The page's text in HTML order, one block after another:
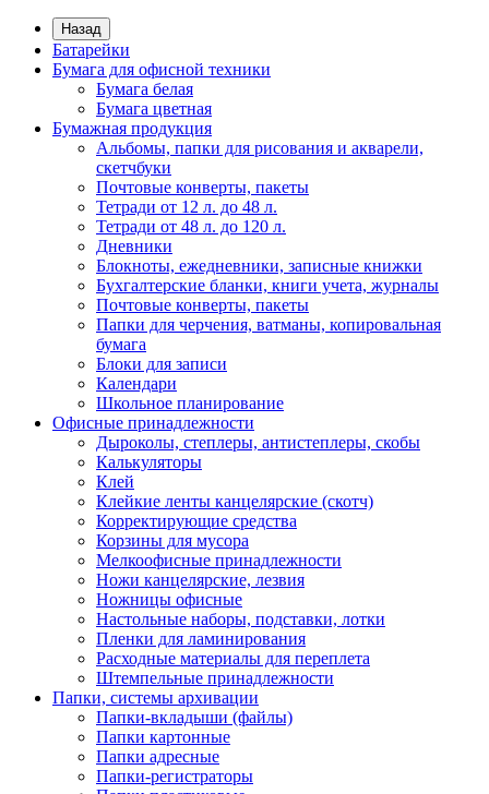
Назад
Батарейки
Бумага для офисной техники
Бумага белая
Бумага цветная
Бумажная продукция
Альбомы, папки для рисования и акварели,
скетчбуки
Почтовые конверты, пакеты
Тетради от 12 л. до 48 л.
Тетради от 48 л. до 120 л.
Дневники
Блокноты, ежедневники, записные книжки
Бухгалтерские бланки, книги учета, журналы
Почтовые конверты, пакеты
Папки для черчения, ватманы, копировальная
бумага
Блоки для записи
Календари
Школьное планирование
Офисные принадлежности
Дыроколы, степлеры, антистеплеры, скобы
Калькуляторы
Клей
Клейкие ленты канцелярские (скотч)
Корректирующие средства
Корзины для мусора
Мелкоофисные принадлежности
Ножи канцелярские, лезвия
Ножницы офисные
Настольные наборы, подставки, лотки
Пленки для ламинирования
Расходные материалы для переплета
Штемпельные принадлежности
Папки, системы архивации
Папки-вкладыши (файлы)
Папки картонные
Папки адресные
Папки-регистраторы